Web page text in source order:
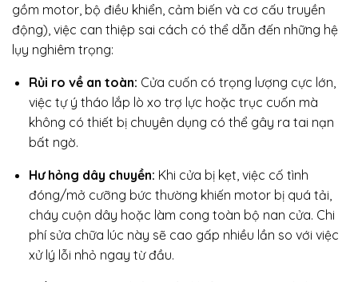
gồm motor, bộ điều khiển, cảm biến và cơ cấu truyền
động), việc can thiệp sai cách có thể dẫn đến những hệ
lụy nghiêm trọng:
Rủi ro về an toàn: Cửa cuốn có trọng lượng cực lớn,
việc tự ý tháo lắp lò xo trợ lực hoặc trục cuốn mà
không có thiết bị chuyên dụng có thể gây ra tai nạn
bất ngờ.
Hư hỏng dây chuyền: Khi cửa bị kẹt, việc cố tình
đóng/mở cưỡng bức thường khiến motor bị quá tải,
cháy cuộn dây hoặc làm cong toàn bộ nan cửa. Chi
phí sửa chữa lúc này sẽ cao gấp nhiều lần so với việc
xử lý lỗi nhỏ ngay từ đầu.